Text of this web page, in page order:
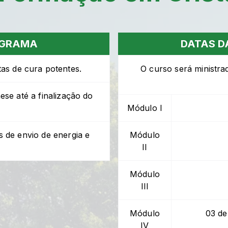
de cura potentes.
até a finalização do
de envio de energia e
DATAS
O curso será
Módulo I
Módulo
II
Módulo
III
Módulo
IV
03